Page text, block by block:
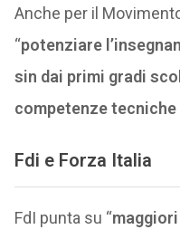
Anche per il
“potenziare
sin dai primi gradi
competenze
Fdi e Forza Italia
FdI punta su “